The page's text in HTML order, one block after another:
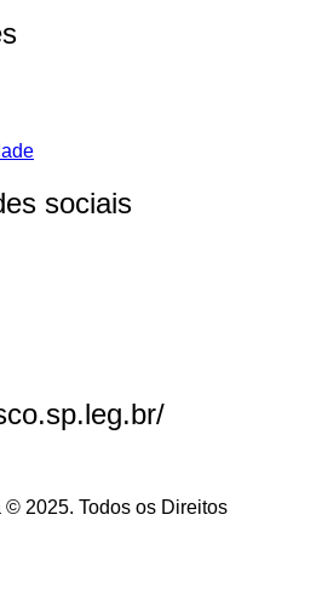
sociais
2025. Todos os Direitos